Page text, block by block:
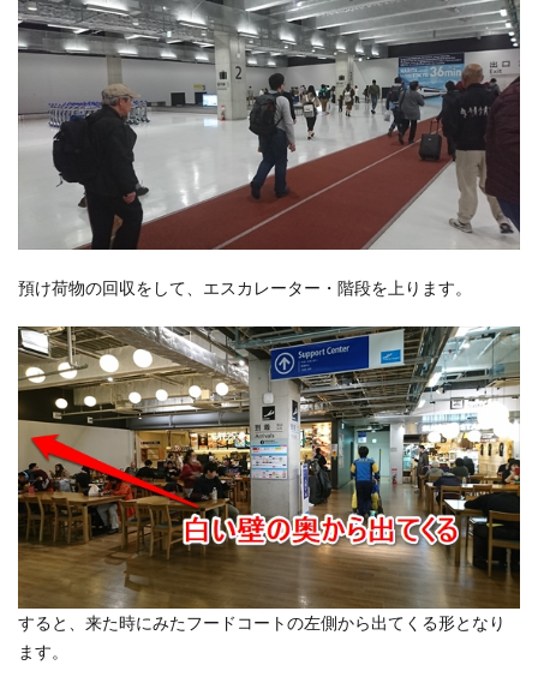
預け荷物の回収をして、エスカレーター・階段を上ります。
すると、来た時にみたフードコートの左側から出てくる形となり
ます。